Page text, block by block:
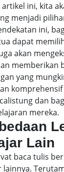
artikel ini, kita
menjadi
ini,
dapat
akan
memberikan
yang
dan
mereka.
Lain
baca tulis
lainnya.